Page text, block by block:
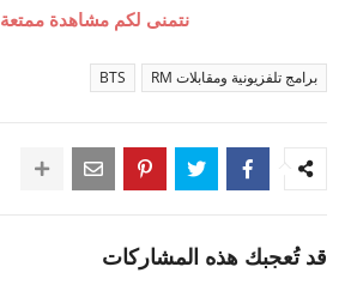
نتمنى لكم مشاهدة ممتعة
برامج تلفزيونية ومقابلات RM BTS
قد تُعجبك هذه المشاركات